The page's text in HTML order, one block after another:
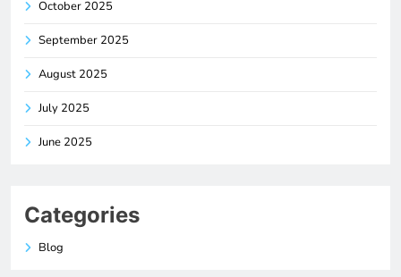
October 2025
September 2025
August 2025
July 2025
June 2025
Categories
Blog